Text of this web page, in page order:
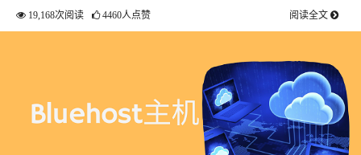
19,168次阅读 4460人点赞 阅读全文